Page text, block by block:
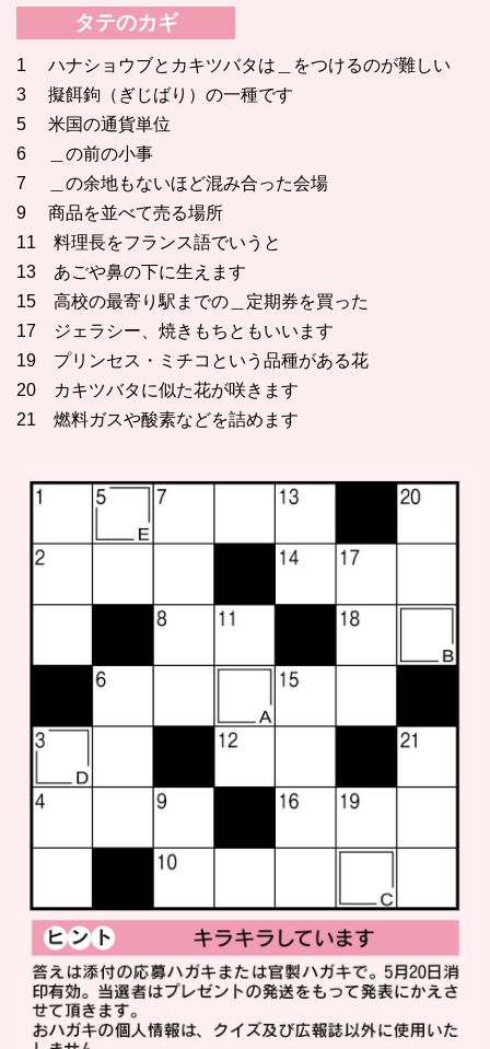
タテのカギ
1 ハナショウブとカキツバタは＿をつけるのが難しい
3 擬餌鉤（ぎじばり）の一種です
5 米国の通貨単位
6 ＿の前の小事
7 ＿の余地もないほど混み合った会場
9 商品を並べて売る場所
11 料理長をフランス語でいうと
13 あごや鼻の下に生えます
15 高校の最寄り駅までの＿定期券を買った
17 ジェラシー、焼きもちともいいます
19 プリンセス・ミチコという品種がある花
20 カキツバタに似た花が咲きます
21 燃料ガスや酸素などを詰めます